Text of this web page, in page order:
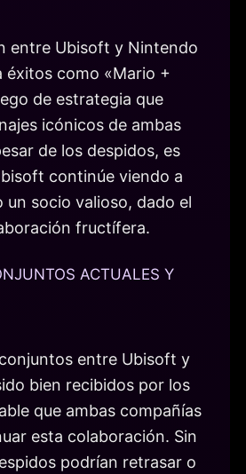
entre Ubisoft y Nintendo
éxitos como «Mario +
de estrategia que
icónicos de ambas
de los despidos, es
continúe viendo a
socio valioso, dado el
fructífera.
ACTUALES Y
entre Ubisoft y
bien recibidos por los
que ambas compañías
esta colaboración. Sin
podrían retrasar o